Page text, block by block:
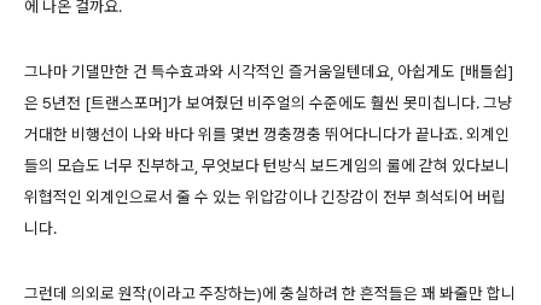
에 나온 걸까요.
그나마 기댈만한 건 특수효과와 시각적인 즐거움일텐데요, 아쉽게도 [배틀쉽]
은 5년전 [트랜스포머]가 보여줬던 비주얼의 수준에도 훨씬 못미칩니다. 그냥
거대한 비행선이 나와 바다 위를 몇번 껑충껑충 뛰어다니다가 끝나죠. 외계인
들의 모습도 너무 진부하고, 무엇보다 턴방식 보드게임의 룰에 갇혀 있다보니
위협적인 외계인으로서 줄 수 있는 위압감이나 긴장감이 전부 희석되어 버립
니다.
그런데 의외로 원작(이라고 주장하는)에 충실하려 한 흔적들은 꽤 봐줄만 합니